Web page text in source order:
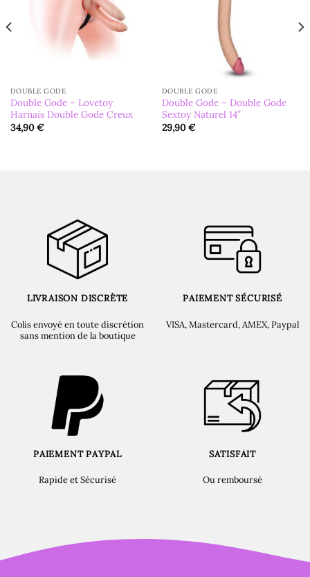
DOUBLE GODE
Double Gode – Lovetoy
Harnais Double Gode Creux
34,90€
DOUBLE GODE
Double Gode – Double Gode
Sextoy Naturel 14″
29,90€
LIVRAISON DISCRÈTE
Colis envoyé en toute discrétion
sans mention de la boutique
PAIEMENT SÉCURISÉ
VISA, Mastercard, AMEX, Paypal
PAIEMENT PAYPAL
Rapide et Sécurisé
SATISFAIT
Ou remboursé